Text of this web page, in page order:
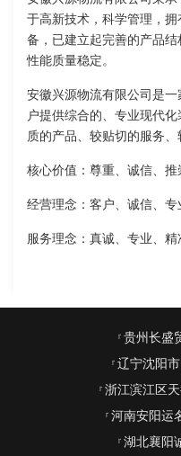
于高新技术，科学管理，
备，已建立起完善的产品结
性能质量稳定。
安徽兴源物流有限公司是
户提供综合的、专业现代
质的产品、较贴切的服务、
核心价值：尊重、诚信、
经营理念：客户、诚信、专
服务理念：真诚、专业、
贵州长盛
辽宁沈阳
浙江滨江区
河南安阳运
湖北襄阳